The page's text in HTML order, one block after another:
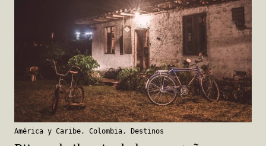
América y Caribe , Colombia , Destinos